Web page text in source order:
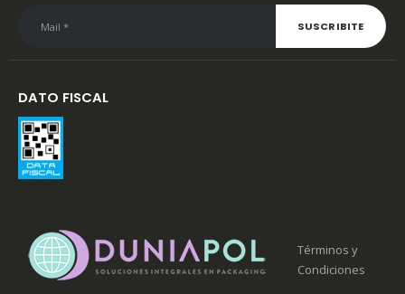
DATO FISCAL
Términos y
Condiciones